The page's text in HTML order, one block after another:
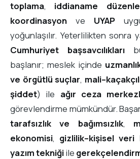
toplama, iddianame
koordinasyon ve UYAP
yoğunlaşılır. Yeterlilikten sonra
Cumhuriyet başsavcılıkları
başlanır; meslek içinde
ve örgütlü suçlar,
şiddet) ile ağır ceza
görevlendirme mümkündür.
tarafsızlık ve bağımsızlık,
ekonomisi, gizlilik–kişisel veri
yazım tekniğiile